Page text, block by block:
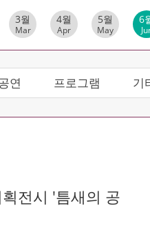
3월
Mar
4월
Apr
5월
May
6
연 프로그램 기
전시 '틈새의 공